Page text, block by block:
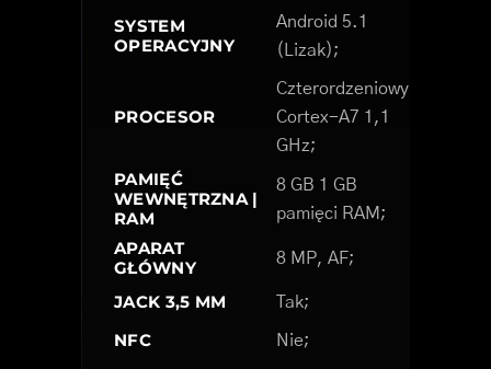
SYSTEM
OPERACYJNY
Android 5.1
(Lizak);
PROCESOR
Czterordzeniowy
Cortex-A7 1,1
GHz;
PAMIĘĆ
WEWNĘTRZNA |
RAM
8 GB 1 GB
pamięci RAM;
APARAT
GŁÓWNY
8 MP, AF;
JACK 3,5 MM Tak;
NFC Nie;